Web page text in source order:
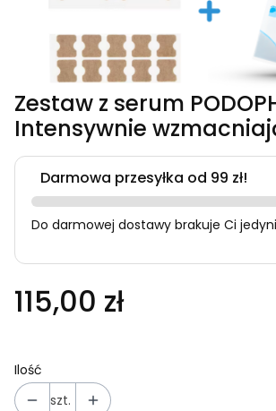
Zestaw z serum
Intensywnie
Darmowa przesyłka od 99 zł!
Do darmowej dostawy brakuje Ci
115,00 zł
Ilość
szt.